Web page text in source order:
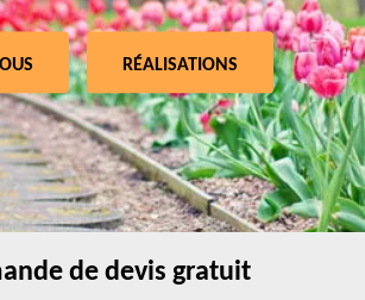
RÉALISATIONS
de devis gratuit